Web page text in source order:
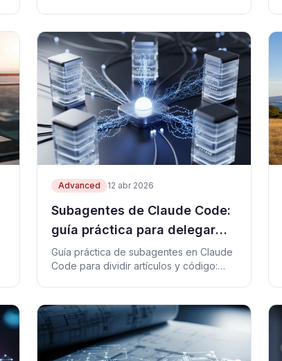
Advanced 12 abr 2026
Subagentes de Claude Code:
guía práctica para delegar
trabajo de forma segura
Guía práctica de subagentes en Claude
Code para dividir artículos y código: